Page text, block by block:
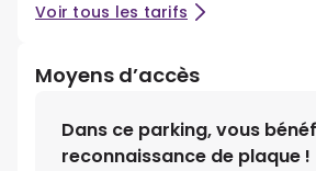
Voir tous les tarifs
Moyens d’accès
Dans ce parking, vous
reconnaissance de plaque !